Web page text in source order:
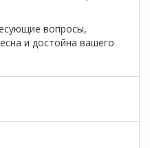
вопросы,
и достойна вашего